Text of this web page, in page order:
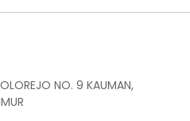
NO. 9 KAUMAN,